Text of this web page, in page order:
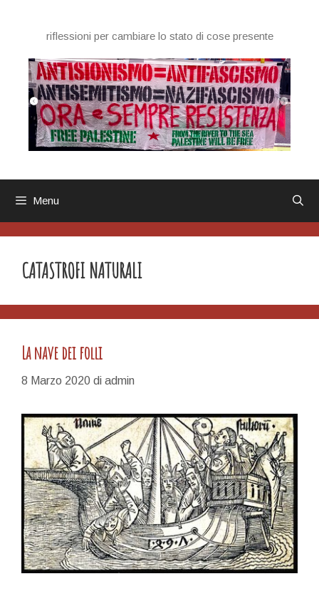
contenutoriflessioni per cambiare lo stato di cose presente
Menu
CATASTROFI NATURALI
La nave dei folli
8 Marzo 2020 di admin